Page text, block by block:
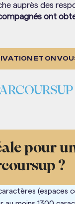
auprès des
ont
ET ON
pour
?
(espaces